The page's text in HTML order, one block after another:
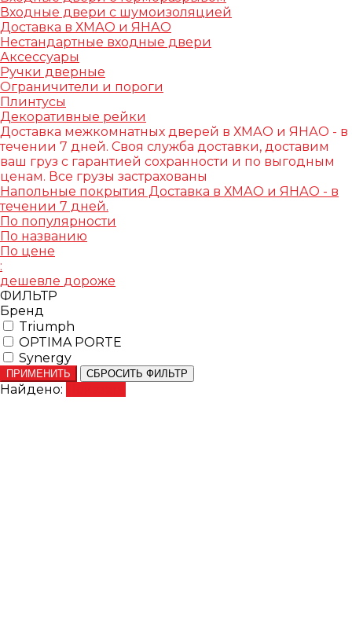
Входные двери с шумоизоляцией
Доставка в ХМАО и ЯНАО
Нестандартные входные двери
Аксессуары
Ручки дверные
Ограничители и пороги
Плинтусы
Декоративные рейки
Доставка межкомнатных дверей в ХМАО и ЯНАО - в
течении 7 дней. Своя служба доставки, доставим
ваш груз с гарантией сохранности и по выгодным
ценам. Все грузы застрахованы
Напольные покрытия Доставка в ХМАО и ЯНАО - в
течении 7 дней.
По популярности
По названию
По цене
:
дешевле дороже
ФИЛЬТР
Бренд
Triumph
OPTIMA PORTE
Synergy
ПРИМЕНИТЬ СБРОСИТЬ ФИЛЬТР
Найдено: